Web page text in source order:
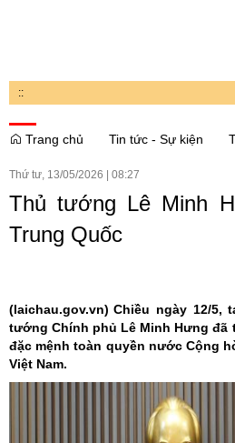
::
Trang chủ
Tin tức - Sự kiện
Thứ tư, 13/05/2026 08:27
Thủ tướng Lê Minh
Trung Quốc
(laichau.gov.vn) Chiều ngày 12/5,
tướng Chính phủ Lê Minh Hưng đã
đặc mệnh toàn quyền nước Cộng
Việt Nam.